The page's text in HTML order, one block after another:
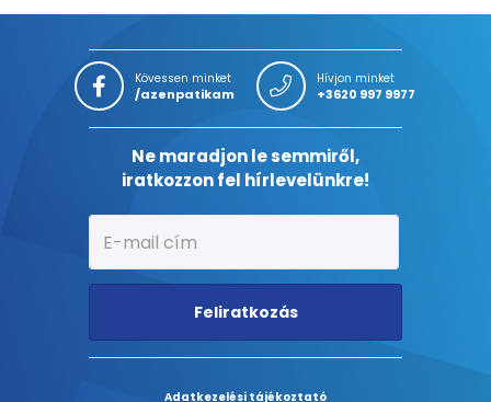
Kövessen minket
/azenpatikam
Hívjon minket
+3620 997 9977
Ne maradjon le semmiről,
iratkozzon fel hírlevelünkre!
Feliratkozás
Adatkezelési tájékoztató